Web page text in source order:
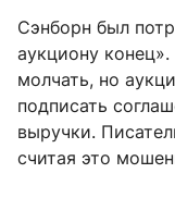
Сэнборн был
аукциону
молчать, но
подписать
выручки.
считая это